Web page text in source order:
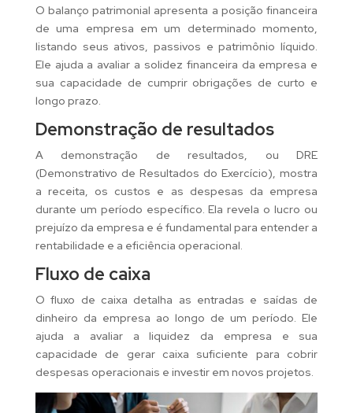
O balanço patrimonial apresenta a posição financeira
de uma empresa em um determinado momento,
listando seus ativos, passivos e patrimônio líquido.
Ele ajuda a avaliar a solidez financeira da empresa e
sua capacidade de cumprir obrigações de curto e
longo prazo.
Demonstração de resultados
A demonstração de resultados, ou DRE
(Demonstrativo de Resultados do Exercício), mostra
a receita, os custos e as despesas da empresa
durante um período específico. Ela revela o lucro ou
prejuízo da empresa e é fundamental para entender a
rentabilidade e a eficiência operacional.
Fluxo de caixa
O fluxo de caixa detalha as entradas e saídas de
dinheiro da empresa ao longo de um período. Ele
ajuda a avaliar a liquidez da empresa e sua
capacidade de gerar caixa suficiente para cobrir
despesas operacionais e investir em novos projetos.